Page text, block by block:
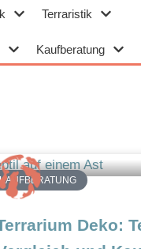
Terraristik
Kaufberatung
KAUFBERATUNG
Deko: